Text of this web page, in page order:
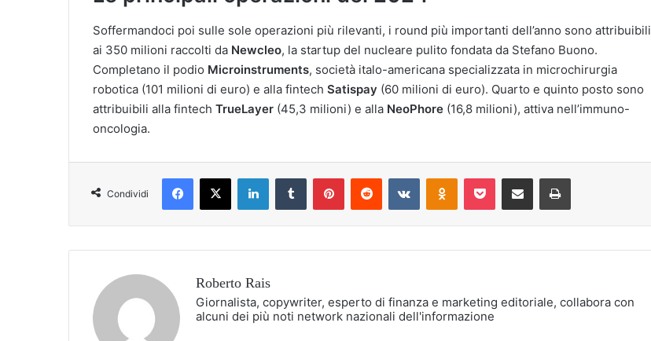
Soffermandoci poi sulle sole operazioni più rilevanti, i round più importanti dell’anno sono attribuibili
ai 350 milioni raccolti da Newcleo, la startup del nucleare pulito fondata da Stefano Buono.
Completano il podio Microinstruments, società italo-americana specializzata in microchirurgia
robotica (101 milioni di euro) e alla fintech Satispay (60 milioni di euro). Quarto e quinto posto sono
attribuibili alla fintech TrueLayer (45,3 milioni) e alla NeoPhore (16,8 milioni), attiva nell’immuno-
oncologia.
Condividi
Facebook
X LinkedInTumblrPinterestRedditVKontakteOdnoklassniki
PocketCondividi via Email Stampa
Roberto Rais
Giornalista, copywriter, esperto di finanza e marketing editoriale, collabora con
alcuni dei più noti network nazionali dell'informazione